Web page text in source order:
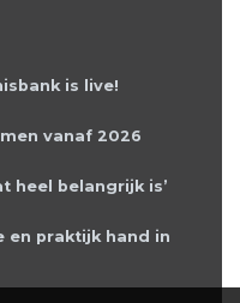
is live!
vanaf 2026
heel belangrijk is’
en praktijk hand in